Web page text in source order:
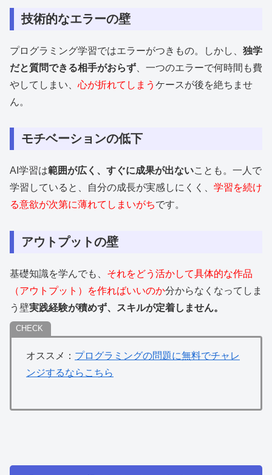
技術的なエラーの壁
プログラミング学習ではエラーがつきもの。しかし、 独学
だと質問できる相手がおらず 、一つのエラーで何時間も費
やしてしまい、 心が折れてしまう ケースが後を絶ちませ
ん。
モチベーションの低下
AI学習は範囲が広く、すぐに成果が出ないことも。一人で
学習していると、自分の成長が実感しにくく、 学習を続け
る意欲が次第に薄れてしまいがちです。
アウトプットの壁
基礎知識を学んでも、 それをどう活かして具体的な作品
（アウトプット）を作ればいいのか分からなくなってしま
う壁実践経験が積めず、スキルが定着しません。
オススメ： プログラミングの問題に無料でチャレ
ンジするならこちら